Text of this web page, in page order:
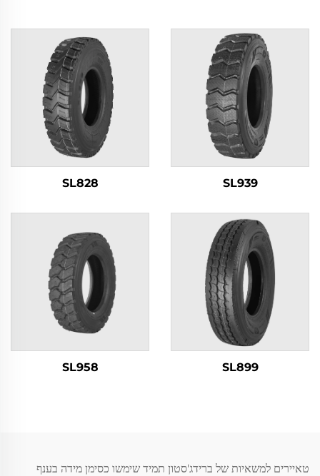
SL939
SL828
SL899
SL958
טאיירים למשאיות של ברידג'סטון תמיד שימשו כסימן מידה בענף